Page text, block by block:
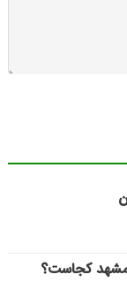
مشهد کجاست؟